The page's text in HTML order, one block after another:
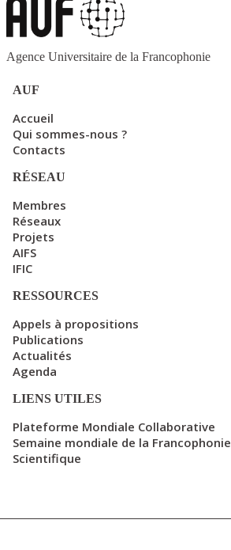
Agence Universitaire de la Francophonie
AUF
Accueil
Qui sommes-nous ?
Contacts
RÉSEAU
Membres
Réseaux
Projets
AIFS
IFIC
RESSOURCES
Appels à propositions
Publications
Actualités
Agenda
LIENS UTILES
Plateforme Mondiale Collaborative
Semaine mondiale de la Francophonie
Scientifique